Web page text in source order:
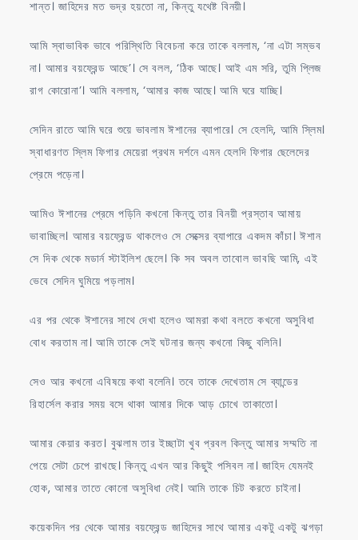
শান্ত। জাহিদের মত ভদ্র হয়তো না, কিন্তু যথেষ্ট বিনয়ী।
আমি স্বাভাবিক ভাবে পরিস্থিতি বিবেচনা করে তাকে বললাম, ‘না এটা সম্ভব
না। আমার বয়ফ্রেন্ড আছে’। সে বলল, ‘ঠিক আছে। আই এম সরি, তুমি প্লিজ
রাগ কোরোনা’। আমি বললাম, ‘আমার কাজ আছে। আমি ঘরে যাচ্ছি।
সেদিন রাতে আমি ঘরে শুয়ে ভাবলাম ঈশানের ব্যাপারে। সে হেলদি, আমি স্লিম।
স্বাধারণত স্লিম ফিগার মেয়েরা প্রথম দর্শনে এমন হেলদি ফিগার ছেলেদের
প্রেমে পড়েনা।
আমিও ঈশানের প্রেমে পড়িনি কখনো কিন্তু তার বিনয়ী প্রস্তাব আমায়
ভাবাচ্ছিল। আমার বয়ফ্রেন্ড থাকলেও সে সেক্সের ব্যাপারে একদম কাঁচা। ঈশান
সে দিক থেকে মডার্ন স্টাইলিশ ছেলে। কি সব অবল তাবোল ভাবছি আমি, এই
ভেবে সেদিন ঘুমিয়ে পড়লাম।
এর পর থেকে ঈশানের সাথে দেখা হলেও আমরা কথা বলতে কখনো অসুবিধা
বোধ করতাম না। আমি তাকে সেই ঘটনার জন্য কখনো কিছু বলিনি।
সেও আর কখনো এবিষয়ে কথা বলেনি। তবে তাকে দেখেতাম সে ব্যান্ডের
রিহার্সেল করার সময় বসে থাকা আমার দিকে আড় চোখে তাকাতো।
আমার কেয়ার করত। বুঝলাম তার ইচ্ছাটা খুব প্রবল কিন্তু আমার সম্মতি না
পেয়ে সেটা চেপে রাখছে। কিন্তু এখন আর কিছুই পসিবল না। জাহিদ যেমনই
হোক, আমার তাতে কোনো অসুবিধা নেই। আমি তাকে চিট করতে চাইনা।
কয়েকদিন পর থেকে আমার বয়ফ্রেন্ড জাহিদের সাথে আমার একটু একটু ঝগড়া